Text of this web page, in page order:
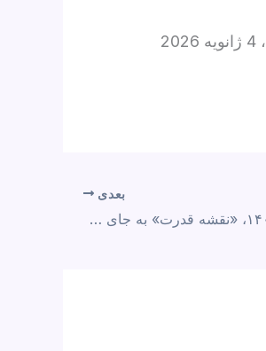
، 4 ژانویه 2026
بعدی
بودجه ۱۴۰۵، «نقشه قدرت» به جای «نقشه رفاه»